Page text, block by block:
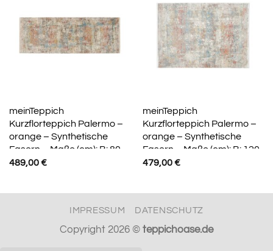
meinTeppich
Kurzflorteppich Palermo –
orange – Synthetische
Fasern – Maße (cm): B: 80
H: 0,8
489,00€
meinTeppich
Kurzflorteppich Palermo –
orange – Synthetische
Fasern – Maße (cm): B: 120
H: 0,8
479,00€
IMPRESSUM DATENSCHUTZ
Copyright 2026 © teppichoase.de